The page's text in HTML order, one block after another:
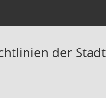
der Stadt